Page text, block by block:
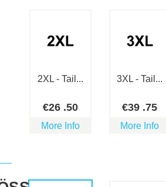
2XL - Tail...
€26 .50
More Info
3XL - Tail...
€39 .75
More Info